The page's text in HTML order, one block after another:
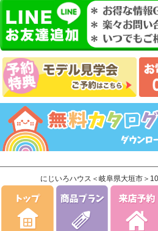
にじいろハウス＜岐阜県大垣市＞